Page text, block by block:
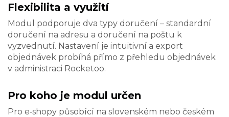
Flexibilita a využití
Modul podporuje dva typy doručení – standardní
doručení na adresu a doručení na poštu k
vyzvednutí. Nastavení je intuitivní a export
objednávek probíhá přímo z přehledu objednávek
v administraci Rocketoo.
Pro koho je modul určen
Pro e‑shopy působící na slovenském nebo českém